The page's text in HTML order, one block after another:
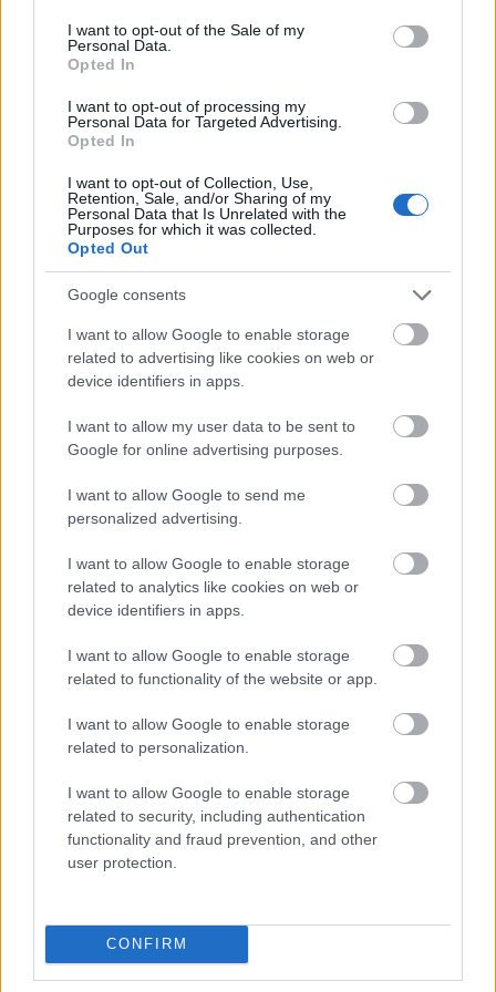
consent section.
I want to opt-out of the Sale of my
Personal Data.
Opted In
I want to opt-out of processing my
Personal Data for Targeted Advertising.
Opted In
I want to opt-out of Collection, Use,
Retention, Sale, and/or Sharing of my
Personal Data that Is Unrelated with the
Purposes for which it was collected.
Opted Out
Google consents
I want to allow Google to enable storage
related to advertising like cookies on web or
device identifiers in apps.
I want to allow my user data to be sent to
Google for online advertising purposes.
I want to allow Google to send me
personalized advertising.
I want to allow Google to enable storage
related to analytics like cookies on web or
device identifiers in apps.
I want to allow Google to enable storage
related to functionality of the website or app.
I want to allow Google to enable storage
related to personalization.
I want to allow Google to enable storage
related to security, including authentication
functionality and fraud prevention, and other
user protection.
CONFIRM
mint hétköznapi, mindennapi életet.
Doffek Gábor a
foglalta össze házi közvélemény-kutatásának
eredményét: „De arra semmiféle mentség nincsen,
hogy gyakorlatilag a velünk élő összes nőnek van
udvarláshoz, hanem csak fenyegető, ijesztő,
undorító élményt okoz nekik néhány szarházi
paraszt”. Doffek idéz is néhány beszólást, én viszont
még ennél is hétköznapibb, egyszerűbb példákat
idéznék.
Bemegyek egy könyvesboltba. Meglátom a
középkorú könyvesboltost, aki csorgó nyállal
bámul. Csak udvariasságból nem menekülök ki
azonnal. Megkérdezi, hogy segíthet-e. Mondom,
köszönöm, nem, csak nézelődök. Mire ő: Jól van,
addig legalább én is nézelődhetek. Itt
menekültem ki, kellett nekem udvariaskodni.
Beszélgetés a húgommal Budapestről, a nyári
hőségről. Mondja, hogy a 40 fokban is hosszú
hogy beszólogassanak”.
füttyögés, annak ecsetelése, hogy mit tennének
velem ezek a derék dolgos férfiak. Sokszor inkább
kerülővel megyek valahová, hogy ezt az élményt
megspóroljam. Mint a megerőszakolásnál, ebben a
helyzetben is teljesen mindegy, hogy milyen ruhát
visel a nő, megkapja a magáét.
régen is így volt (anyámnak is beszóltak már
Békáson az építkezésen, a történelem ismétli
önmagát), örülj, hogy tetszel a férfiaknak (köszi,